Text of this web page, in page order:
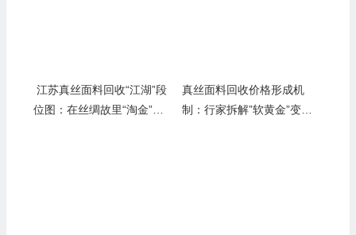
江苏真丝面料回收“江湖”段
位图：在丝绸故里“淘金”，
真丝面料回收价格形成机
制：行家拆解”软黄金”变现